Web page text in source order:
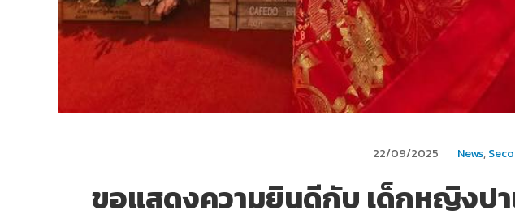
22/09/2025 News,
ขอแสดงความยินดีกับ เด็กหญิงปา